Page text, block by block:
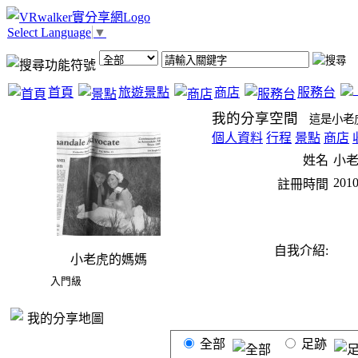
Select Language ▼
首頁 旅遊景點 商店 服務台
小老虎的媽媽
入門級
我的分享空間 這是小老
個人資料 行程 景點 商店
姓名 小
註冊時間
自我介紹:
我的分享地圖
全部
足跡